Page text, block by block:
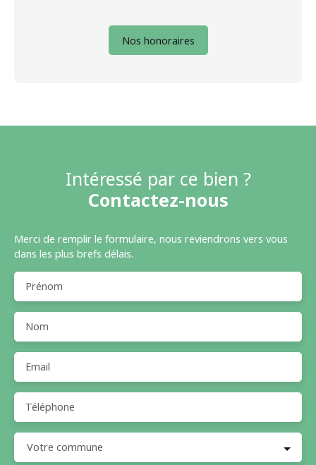
Nos honoraires
Intéressé par ce bien ?
Contactez-nous
Merci de remplir le formulaire, nous reviendrons vers vous
dans les plus brefs délais.
Prénom
Nom
Email
Téléphone
Votre commune